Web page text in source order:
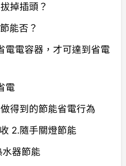
掉插頭？
能否？
電容器，才可達到省電
電
得到的節能省電行為
2.隨手關燈節能
器節能